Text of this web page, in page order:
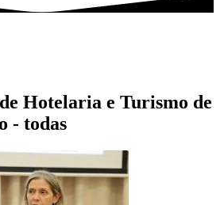
Hotelaria e Turismo de
- todas